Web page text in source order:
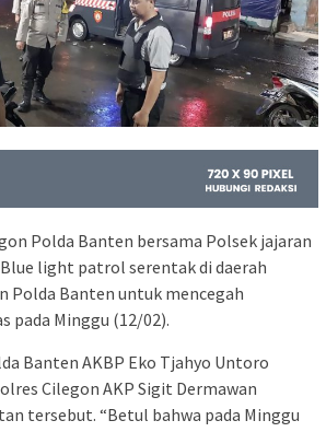
Polda Banten bersama Polsek jajaran
light patrol serentak di daerah
Polda Banten untuk mencegah
pada Minggu (12/02).
Banten AKBP Eko Tjahyo Untoro
Cilegon AKP Sigit Dermawan
tersebut. “Betul bahwa pada Minggu